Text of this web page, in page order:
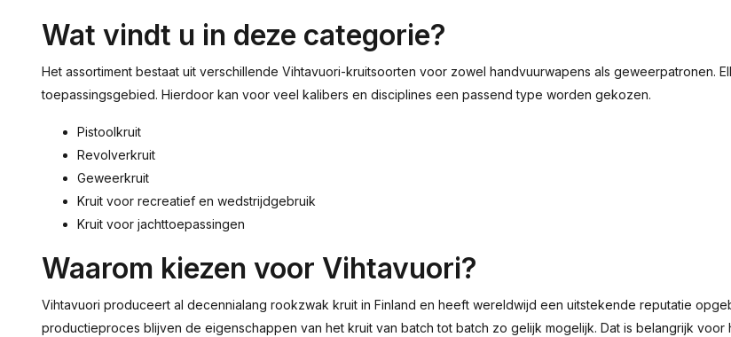
Wat vindt u in deze categorie?
Het assortiment bestaat uit verschillende Vihtavuori-kruitsoorten voor zowel handvuurwapens als geweerpatronen.
toepassingsgebied. Hierdoor kan voor veel kalibers en disciplines een passend type worden gekozen.
Pistoolkruit
Revolverkruit
Geweerkruit
Kruit voor recreatief en wedstrijdgebruik
Kruit voor jachttoepassingen
Waarom kiezen voor Vihtavuori?
Vihtavuori produceert al decennialang rookzwak kruit in Finland en heeft wereldwijd een uitstekende reputatie
productieproces blijven de eigenschappen van het kruit van batch tot batch zo gelijk mogelijk. Dat is belangrijk